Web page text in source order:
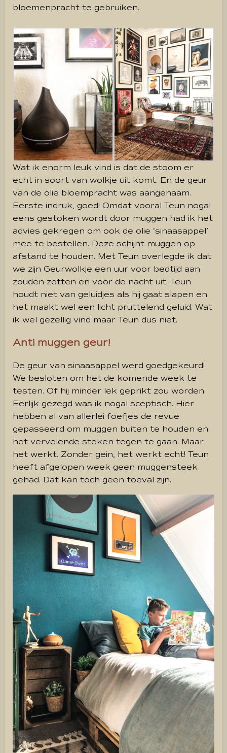
bloemenpracht te gebruiken.
Wat ik enorm leuk vind is dat de stoom er
echt in soort van wolkje uit komt. En de geur
van de olie bloempracht was aangenaam.
Eerste indruk, goed! Omdat vooral Teun nogal
eens gestoken wordt door muggen had ik het
advies gekregen om ook de olie ‘sinaasappel’
mee te bestellen. Deze schijnt muggen op
afstand te houden. Met Teun overlegde ik dat
we zijn Geurwolkje een uur voor bedtijd aan
zouden zetten en voor de nacht uit. Teun
houdt niet van geluidjes als hij gaat slapen en
het maakt wel een licht pruttelend geluid. Wat
ik wel gezellig vind maar Teun dus niet.
Anti muggen geur!
De geur van sinaasappel werd goedgekeurd!
We besloten om het de komende week te
testen. Of hij minder lek geprikt zou worden.
Eerlijk gezegd was ik nogal sceptisch. Hier
hebben al van allerlei foefjes de revue
gepasseerd om muggen buiten te houden en
het vervelende steken tegen te gaan. Maar
het werkt. Zonder gein, het werkt echt! Teun
heeft afgelopen week geen muggensteek
gehad. Dat kan toch geen toeval zijn.